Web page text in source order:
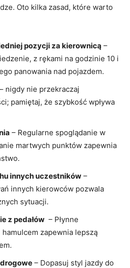
Oto kilka zasad, które warto​
pozycji za ​kierownicą –
z rękami na godzinie 10 i
panowania⁣ nad ⁢pojazdem.
– nigdy nie przekraczaj
​pamiętaj, że szybkość wpływa
– Regularne spoglądanie w
‌martwych punktów zapewnia
innych uczestników –
‍innych kierowców‍ pozwala
sytuacji.
z⁤ pedałów ⁣ – Płynne
zapewnia lepszą
– Dopasuj⁤ styl jazdy do